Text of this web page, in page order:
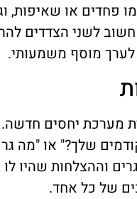
פחדים או שאיפות,
לשני הצדדים
לערך מוסף משמעותי.
מערכת יחסים
שלך?" או "מה
וההצלחות שהיו
של כל אחד.